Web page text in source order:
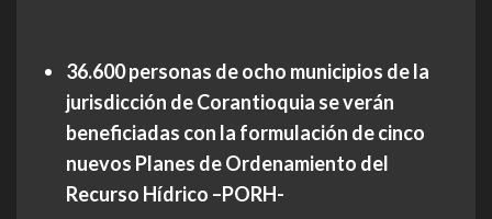
36.600 personas de ocho municipios de la
jurisdicción de Corantioquia se verán
beneficiadas con la formulación de cinco
nuevos Planes de Ordenamiento del
Recurso Hídrico –PORH-